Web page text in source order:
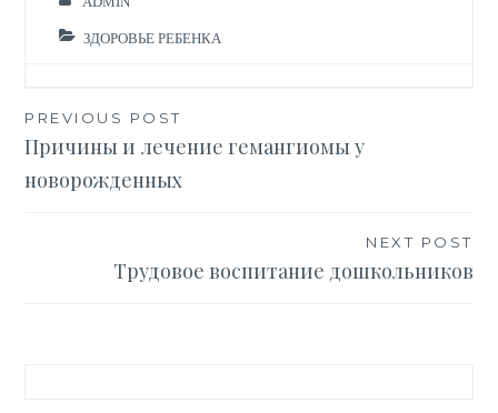
ЗДОРОВЬЕ РЕБЕНКА
Навигация
по
записям
PREVIOUS POST
Причины и лечение гемангиомы у
новорожденных
NEXT POST
Трудовое воспитание дошкольников